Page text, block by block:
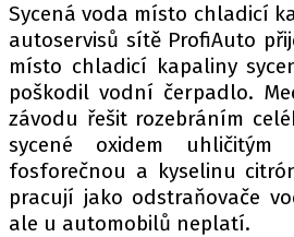
VYDAVATEL
INZERCE
OSOBNÍ ÚDAJE /
Provozovatelem serveru
INCORP MEDIA GROUP
Sycená voda místo chladicí
autoservisů sítě ProfiAuto
místo chladicí kapaliny
poškodil vodní čerpadlo.
závodu řešit rozebráním
sycené oxidem uhličitým
fosforečnou a kyselinu
pracují jako odstraňovače
ale u automobilů neplatí.